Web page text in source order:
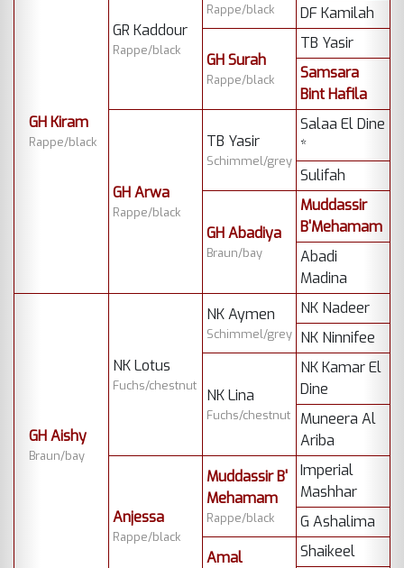
GH Kiram
Rappe/black
GR Kaddour
Rappe/black
Rappe/black
DF Kamilah
GH Surah
Rappe/black
TB Yasir
Samsara
Bint Hafila
GH Arwa
Rappe/black
TB Yasir
Schimmel/grey
Salaa El Dine
*
Sulifah
GH Abadiya
Braun/bay
Muddassir
B'Mehamam
Abadi
Madina
GH Aishy
Braun/bay
NK Lotus
Fuchs/chestnut
NK Aymen
Schimmel/grey
NK Nadeer
NK Ninnifee
NK Lina
Fuchs/chestnut
NK Kamar El
Dine
Muneera Al
Ariba
Anjessa
Rappe/black
Muddassir B'
Mehamam
Rappe/black
Imperial
Mashhar
G Ashalima
Amal
Shaikeel